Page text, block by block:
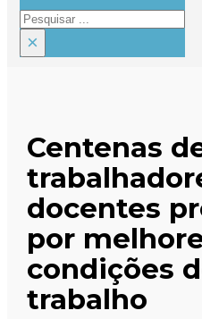
Pesquisar
×
Centenas
docentes
por
condições
trabalho